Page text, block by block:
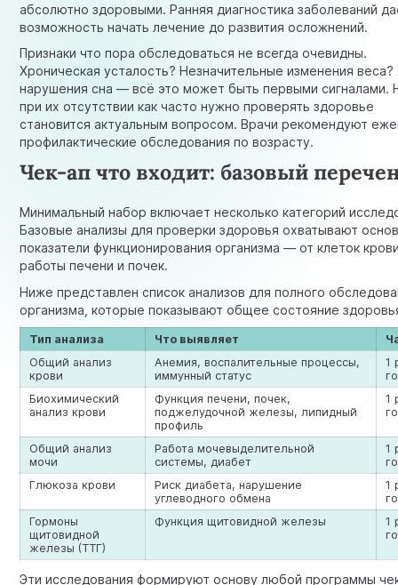
абсолютно здоровыми. Ранняя диагностика заболеваний
возможность начать лечение до развития осложнений.
Признаки что пора обследоваться не всегда очевидны.
Хроническая усталость? Незначительные изменения веса?
нарушения сна — всё это может быть первыми сигналами.
при их отсутствии как часто нужно проверять здоровье
становится актуальным вопросом. Врачи рекомендуют
профилактические обследования по возрасту.
Чек-ап что входит: базовый
Минимальный набор включает несколько категорий
Базовые анализы для проверки здоровья охватывают
показатели функционирования организма — от клеток
работы печени и почек.
Ниже представлен список анализов для полного
организма, которые показывают общее состояние
Тип анализа Что выявляет
Общий анализ
крови
Анемия, воспалительные процессы,
иммунный статус
1
Биохимический
анализ крови
Функция печени, почек,
поджелудочной железы, липидный
профиль
1
Общий анализ
мочи
Работа мочевыделительной
системы, диабет
1
Глюкоза крови
Риск диабета, нарушение
углеводного обмена
1
Гормоны
щитовидной
железы (ТТГ)
Функция щитовидной железы
1
Эти исследования формируют основу любой программы